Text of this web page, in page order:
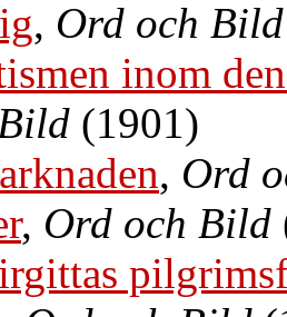
, Ord och Bild
inom
(1901)
, Ord
, Ord och Bild